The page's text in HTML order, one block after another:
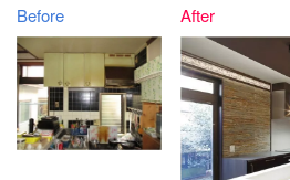
Before After